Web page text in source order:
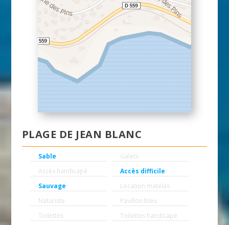
PLAGE DE JEAN BLANC
Sable
Galets
Accès handicapé
Accès difficile
Sauvage
Location matelas
Naturiste
Pavillon bleu
Toilettes
Toilettes handicapé